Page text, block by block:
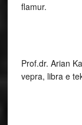
flamur.
Prof.dr. Arian
vepra, libra e